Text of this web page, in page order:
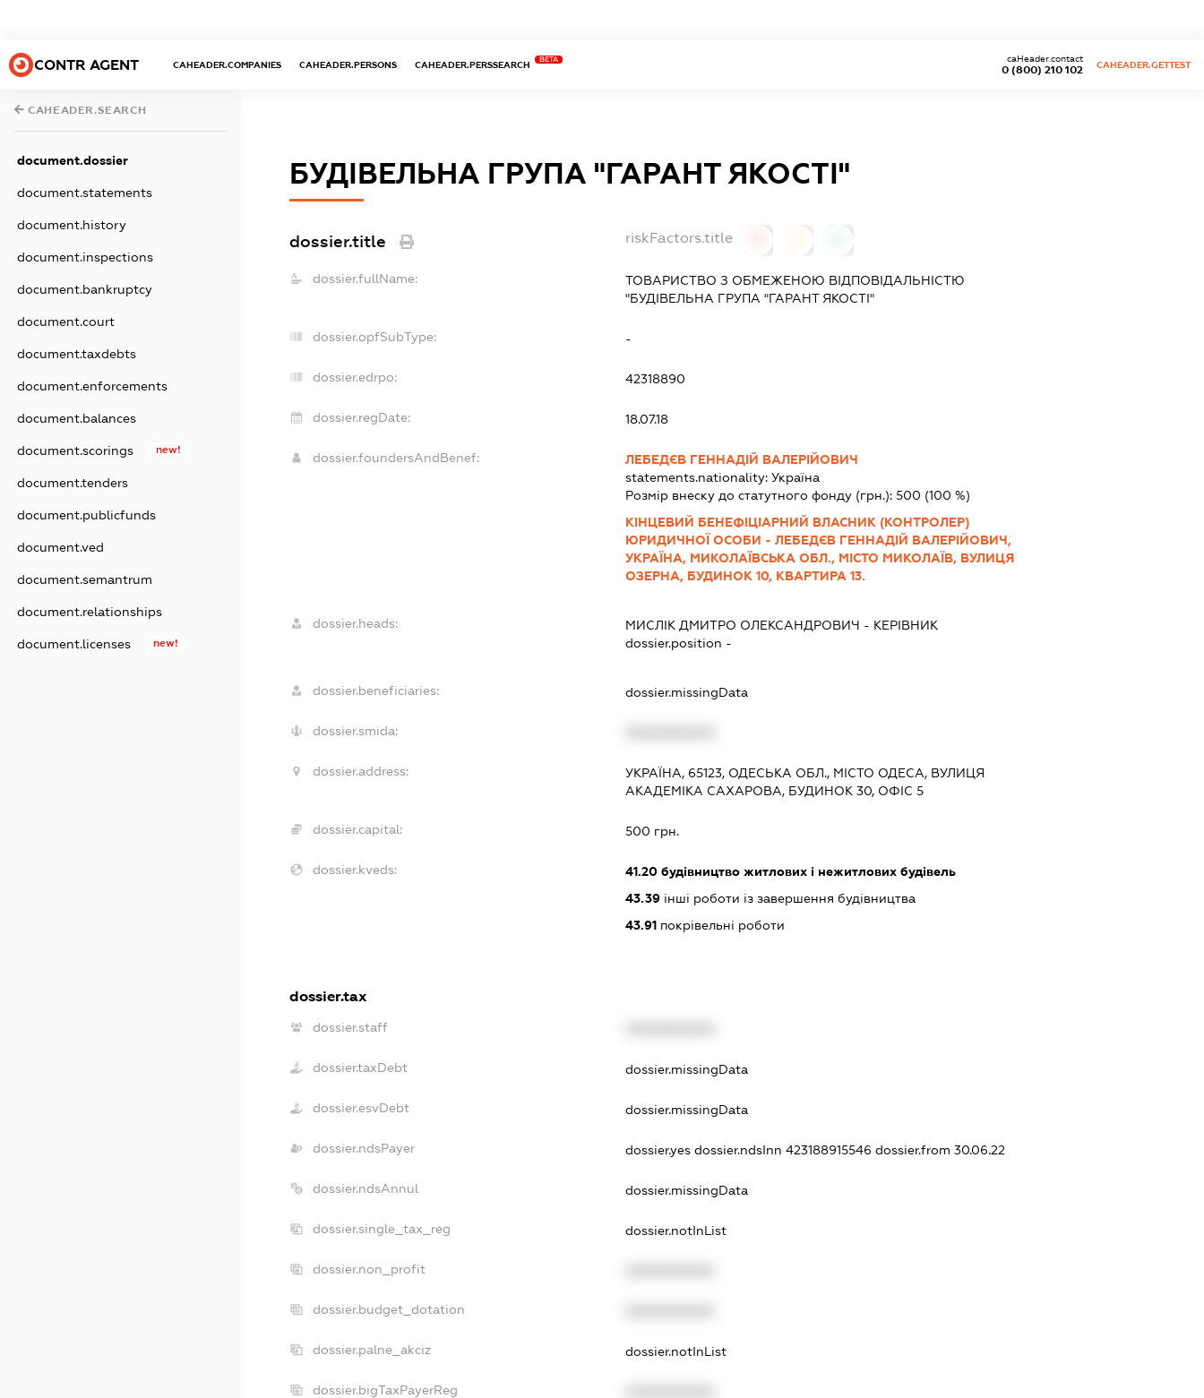
CONTR AGENT CAHEADER.COMPANIES CAHEADER.PERSONS CAHEADER.PERSSEARCH
BETA
0 (800) 210 102
caHeader.contact
CAHEADER.GETTEST
CAHEADER.SEARCH
document.dossier
document.statements
document.history
document.inspections
document.bankruptcy
document.court
document.taxdebts
document.enforcements
document.balances
document.scorings new!
document.tenders
document.publicfunds
document.ved
document.semantrum
document.relationships
document.licenses new!
БУДІВЕЛЬНА ГРУПА "ГАРАНТ ЯКОСТІ"
dossier.title riskFactors.title
dossier.fullName:
ТОВАРИСТВО З ОБМЕЖЕНОЮ ВІДПОВІДАЛЬНІСТЮ
"БУДІВЕЛЬНА ГРУПА "ГАРАНТ ЯКОСТІ"
dossier.opfSubType: -
dossier.edrpo: 42318890
dossier.regDate: 18.07.18
dossier.foundersAndBenef:
ЛЕБЕДЄВ ГЕННАДІЙ ВАЛЕРІЙОВИЧ
statements.nationality: Україна
Розмір внеску до статутного фонду (грн.): 500 (100 %)
КІНЦЕВИЙ БЕНЕФІЦІАРНИЙ ВЛАСНИК (КОНТРОЛЕР)
ЮРИДИЧНОЇ ОСОБИ - ЛЕБЕДЄВ ГЕННАДІЙ ВАЛЕРІЙОВИЧ,
УКРАЇНА, МИКОЛАЇВСЬКА ОБЛ., МІСТО МИКОЛАЇВ, ВУЛИЦЯ
ОЗЕРНА, БУДИНОК 10, КВАРТИРА 13.
dossier.heads: МИСЛІК ДМИТРО ОЛЕКСАНДРОВИЧ - КЕРІВНИК
dossier.position -
dossier.beneficiaries: dossier.missingData
dossier.smida:
dossier.address:
УКРАЇНА, 65123, ОДЕСЬКА ОБЛ., МІСТО ОДЕСА, ВУЛИЦЯ
АКАДЕМІКА САХАРОВА, БУДИНОК 30, ОФІС 5
dossier.capital: 500 грн.
dossier.kveds: 41.20будівництво житлових і нежитлових будівель
43.39інші роботи із завершення будівництва
43.91покрівельні роботи
dossier.tax
dossier.staff
dossier.taxDebt dossier.missingData
dossier.esvDebt dossier.missingData
dossier.ndsPayer dossier.yes dossier.ndsInn 423188915546 dossier.from 30.06.22
dossier.ndsAnnul dossier.missingData
dossier.single_tax_reg dossier.notInList
dossier.non_profit
dossier.budget_dotation
dossier.palne_akciz dossier.notInList
dossier.bigTaxPayerReg